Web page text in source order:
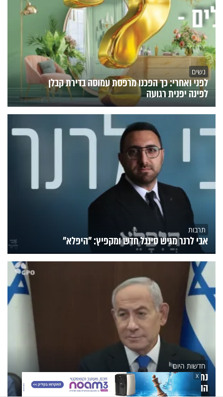
נשים
לפני ואחרי: כך הפכנו מרפסת עמוסה בדירת קבלן
לפינה יפנית רגועה
תרבות
אבי לרנר מגיש סינגל חדש ומקפיץ: "היפלא"
חדשות היום
נתניהו: "ישראל שוללת את מסמך 15 הנקודות של
ההסכם בעזה"
X